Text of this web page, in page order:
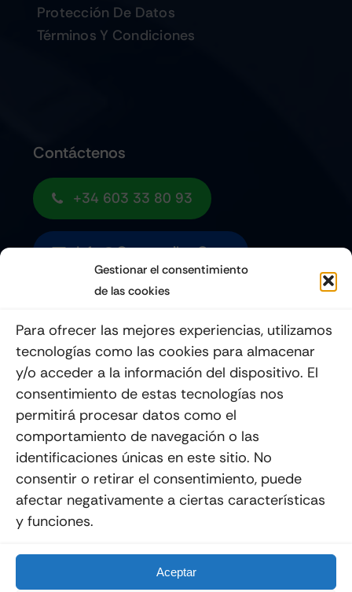
Gestionar el consentimiento
de las cookies
Para ofrecer las mejores experiencias, utilizamos
tecnologías como las cookies para almacenar
y/o acceder a la información del dispositivo. El
consentimiento de estas tecnologías nos
permitirá procesar datos como el
comportamiento de navegación o las
identificaciones únicas en este sitio. No
consentir o retirar el consentimiento, puede
afectar negativamente a ciertas características
y funciones.
Aceptar
Protección De Datos
Términos Y Condiciones
Contáctenos
+34 603 33 80 93
Info@quemoviles.com
Enviar
Diseñada Por La Esquina Creativa
Todos Los Derechos Reservados